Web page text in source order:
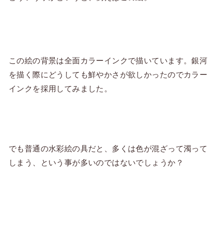
この絵の背景は全面カラーインクで描いています。銀河
を描く際にどうしても鮮やかさが欲しかったのでカラー
インクを採用してみました。
でも普通の水彩絵の具だと、多くは色が混ざって濁って
しまう、という事が多いのではないでしょうか？